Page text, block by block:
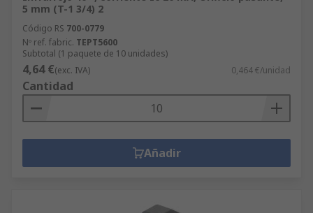
5 mm (T-1 3/4) 2
Código RS 700-0779
Nº ref. fabric. TEPT5600
Subtotal (1 paquete de 10 unidades)
4,64 €(exc. IVA) 0,464 €/unidad
Cantidad
Añadir